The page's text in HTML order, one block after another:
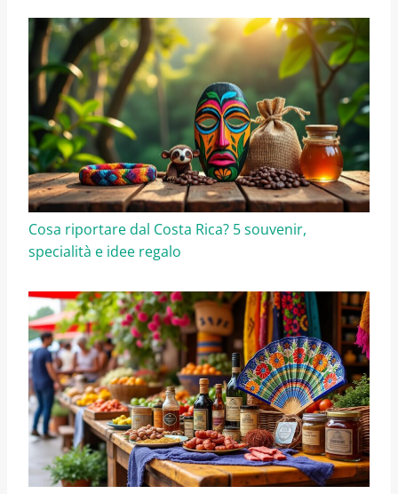
Cosa riportare dal Costa Rica? 5 souvenir,
specialità e idee regalo